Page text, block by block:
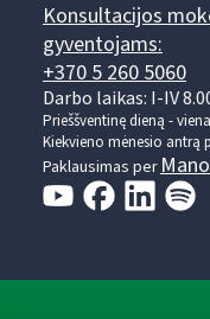
Konsultacijos
gyventojams:
+370 5 260 5060
Darbo laikas: I-IV
Prieššventinę dieną -
Kiekvieno mėnesio antrą
Paklausimas per